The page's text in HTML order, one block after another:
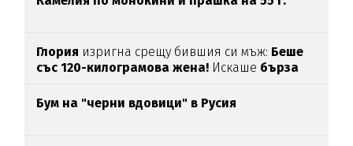
Глория изригна срещу бившия си мъж: Беше
със 120-килограмова жена! Искаше бърза
Бум на "черни вдовици" в Русия